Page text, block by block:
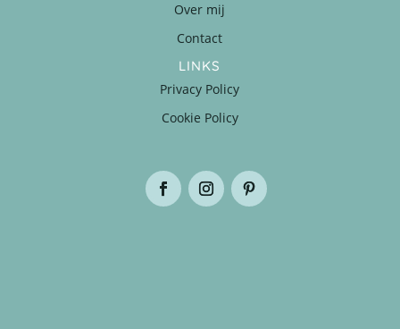
Over mij
Contact
LINKS
Privacy Policy
Cookie Policy